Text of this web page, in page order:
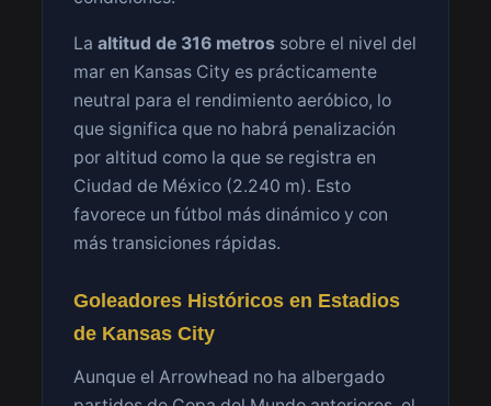
La altitud de 316 metros sobre el nivel del
mar en Kansas City es prácticamente
neutral para el rendimiento aeróbico, lo
que significa que no habrá penalización
por altitud como la que se registra en
Ciudad de México (2.240 m). Esto
favorece un fútbol más dinámico y con
más transiciones rápidas.
Goleadores Históricos en Estadios
de Kansas City
Aunque el Arrowhead no ha albergado